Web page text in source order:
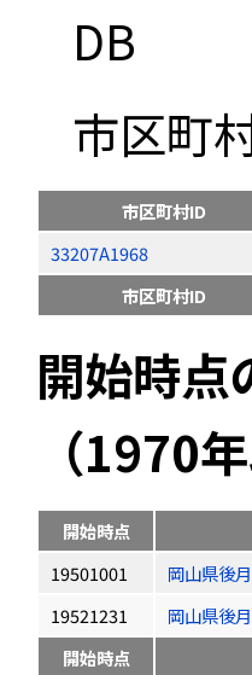
DB
市区町
市区町村ID
33207A1968
市区町村ID
開始時点
（1970
開始時点
19501001
岡山県後
19521231
岡山県後
開始時点